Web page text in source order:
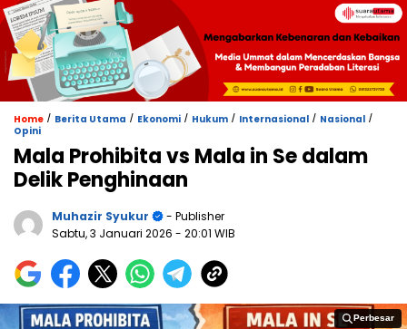
Home / Berita Utama / Ekonomi / Hukum / Internasional / Nasional /
Opini
Mala Prohibita vs Mala in Se dalam
Delik Penghinaan
Muhazir Syukur
- Publisher
Sabtu, 3 Januari 2026 - 20:01 WIB
Perbesar
Perbesar